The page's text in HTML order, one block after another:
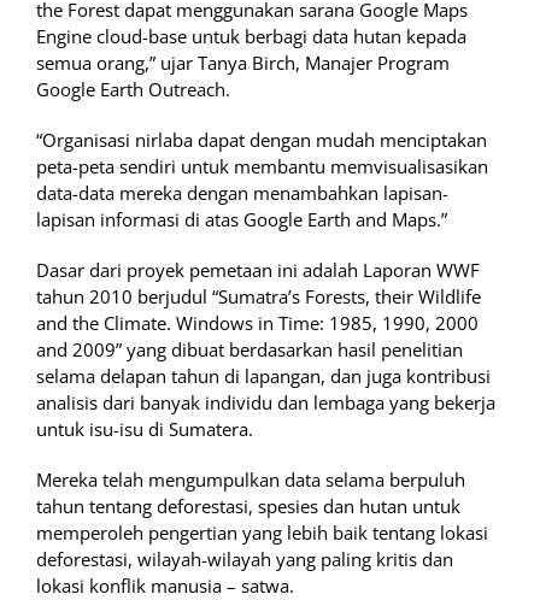
the Forest dapat menggunakan sarana Google Maps
Engine cloud-base untuk berbagi data hutan kepada
semua orang,” ujar Tanya Birch, Manajer Program
Google Earth Outreach.
“Organisasi nirlaba dapat dengan mudah menciptakan
peta-peta sendiri untuk membantu memvisualisasikan
data-data mereka dengan menambahkan lapisan-
lapisan informasi di atas Google Earth and Maps.”
Dasar dari proyek pemetaan ini adalah Laporan WWF
tahun 2010 berjudul “Sumatra’s Forests, their Wildlife
and the Climate. Windows in Time: 1985, 1990, 2000
and 2009” yang dibuat berdasarkan hasil penelitian
selama delapan tahun di lapangan, dan juga kontribusi
analisis dari banyak individu dan lembaga yang bekerja
untuk isu-isu di Sumatera.
Mereka telah mengumpulkan data selama berpuluh
tahun tentang deforestasi, spesies dan hutan untuk
memperoleh pengertian yang lebih baik tentang lokasi
deforestasi, wilayah-wilayah yang paling kritis dan
lokasi konflik manusia – satwa.